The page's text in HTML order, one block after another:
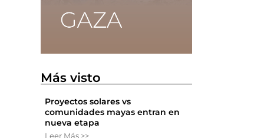
Más visto
Proyectos solares vs
comunidades mayas entran en
nueva etapa
Leer Más >>